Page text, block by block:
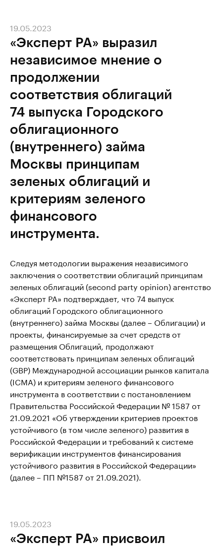
«Эксперт РА» выразил
независимое мнение о
продолжении
соответствия облигаций
74 выпуска Городского
облигационного
(внутреннего) займа
Москвы принципам
зеленых облигаций и
критериям зеленого
финансового
инструмента.
19.05.2023
Следуя методологии выражения независимого
заключения о соответствии облигаций принципам
зеленых облигаций (second party opinion) агентство
«Эксперт РА» подтверждает, что 74 выпуск
облигаций Городского облигационного
(внутреннего) займа Москвы (далее – Облигации) и
проекты, финансируемые за счет средств от
размещения Облигаций, продолжают
соответствовать принципам зеленых облигаций
(GBP) Международной ассоциации рынков капитала
(ICMA) и критериям зеленого финансового
инструмента в соответствии с постановлением
Правительства Российской Федерации № 1587 от
21.09.2021 «Об утверждении критериев проектов
устойчивого (в том числе зеленого) развития в
Российской Федерации и требований к системе
верификации инструментов финансирования
устойчивого развития в Российской Федерации»
(далее – ПП №1587 от 21.09.2021).
«Эксперт РА» присвоил
19.05.2023